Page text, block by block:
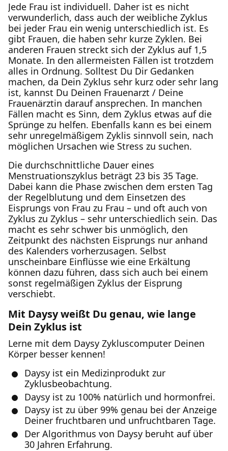
Jede Frau ist individuell. Daher ist es nicht
verwunderlich, dass auch der weibliche Zyklus
bei jeder Frau ein wenig unterschiedlich ist. Es
gibt Frauen, die haben sehr kurze Zyklen. Bei
anderen Frauen streckt sich der Zyklus auf 1,5
Monate. In den allermeisten Fällen ist trotzdem
alles in Ordnung. Solltest Du Dir Gedanken
machen, da Dein Zyklus sehr kurz oder sehr lang
ist, kannst Du Deinen Frauenarzt / Deine
Frauenärztin darauf ansprechen. In manchen
Fällen macht es Sinn, dem Zyklus etwas auf die
Sprünge zu helfen. Ebenfalls kann es bei einem
sehr unregelmäßigem Zyklis sinnvoll sein, nach
möglichen Ursachen wie Stress zu suchen.
Die durchschnittliche Dauer eines
Menstruationszyklus beträgt 23 bis 35 Tage.
Dabei kann die Phase zwischen dem ersten Tag
der Regelblutung und dem Einsetzen des
Eisprungs von Frau zu Frau – und oft auch von
Zyklus zu Zyklus – sehr unterschiedlich sein. Das
macht es sehr schwer bis unmöglich, den
Zeitpunkt des nächsten Eisprungs nur anhand
des Kalenders vorherzusagen. Selbst
unscheinbare Einflüsse wie eine Erkältung
können dazu führen, dass sich auch bei einem
sonst regelmäßigen Zyklus der Eisprung
verschiebt.
Mit Daysy weißt Du genau, wie lange
Dein Zyklus ist
Lerne mit dem Daysy Zykluscomputer Deinen
Körper besser kennen!
Daysy ist ein Medizinprodukt zur
Zyklusbeobachtung.
Daysy ist zu 100% natürlich und hormonfrei.
Daysy ist zu über 99% genau bei der Anzeige
Deiner fruchtbaren und unfruchtbaren Tage.
Der Algorithmus von Daysy beruht auf über
30 Jahren Erfahrung.